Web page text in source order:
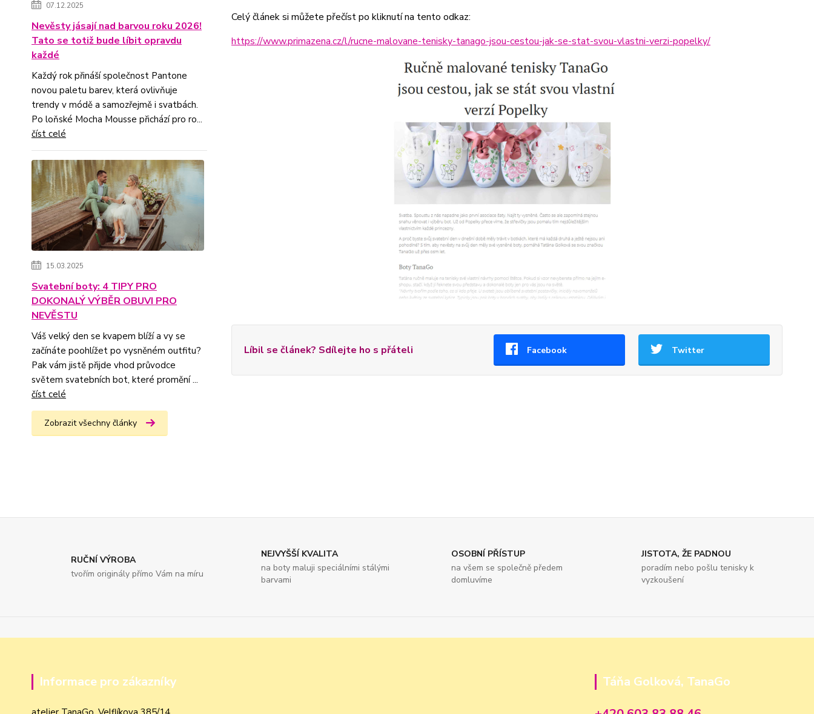
07.12.2025
Nevěsty jásají nad barvou roku 2026!
Tato se totiž bude líbit opravdu
každé
Každý rok přináší společnost Pantone
novou paletu barev, která ovlivňuje
trendy v módě a samozřejmě i svatbách.
Po loňské Mocha Mousse přichází pro ro...
číst celé
15.03.2025
Svatební boty: 4 TIPY PRO
DOKONALÝ VÝBĚR OBUVI PRO
NEVĚSTU
Váš velký den se kvapem blíží a vy se
začínáte poohlížet po vysněném outfitu?
Pak vám jistě přijde vhod průvodce
světem svatebních bot, které promění ...
číst celé
Zobrazit všechny články
Celý článek si můžete přečíst po kliknutí na tento odkaz:
https://www.primazena.cz/l/rucne-malovane-tenisky-tanago-jsou-cestou-jak-se-stat-svou-vlastni-verzi-popelky/
Líbil se článek? Sdílejte ho s přáteli Facebook Twitter
RUČNÍ VÝROBA
tvořím originály přímo Vám na míru
NEJVYŠŠÍ KVALITA
na boty maluji speciálními stálými
barvami
OSOBNÍ PŘÍSTUP
na všem se společně předem
domluvíme
JISTOTA, ŽE PADNOU
poradím nebo pošlu tenisky k
vyzkoušení
Informace pro zákazníky
Táňa Golková, TanaGo